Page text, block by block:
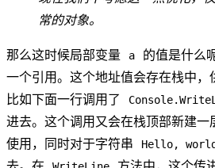
常的对象。
那么这时候局部变量 a
的值是什么
一个引用。这个地址值会存在栈中，
比如下面一行调用了
进去。这个调用又会在栈顶部新建一
使用，同时对于字符串
Hello,